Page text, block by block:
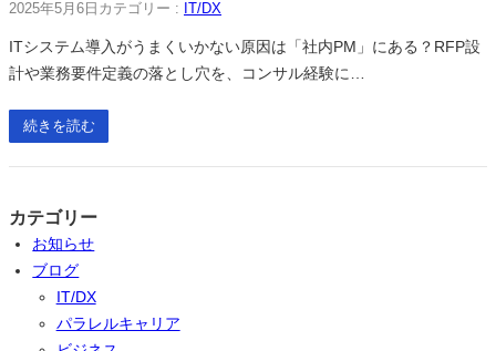
2025年5月6日 カテゴリー : IT/DX
ITシステム導入がうまくいかない原因は「社内PM」にある？RFP設
計や業務要件定義の落とし穴を、コンサル経験に…
続きを読む
カテゴリー
お知らせ
ブログ
IT/DX
パラレルキャリア